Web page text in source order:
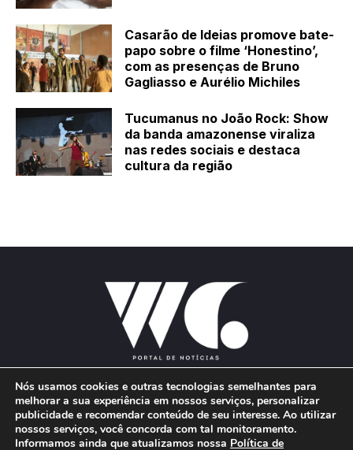
Casarão de Ideias promove bate-
papo sobre o filme ‘Honestino’,
com as presenças de Bruno
Gagliasso e Aurélio Michiles
Tucumanus no João Rock: Show
da banda amazonense viraliza
nas redes sociais e destaca
cultura da região
E-mail: wgproducoes2018@gmail.com
Nós usamos cookies e outras tecnologias semelhantes para
melhorar a sua experiência em nossos serviços, personalizar
publicidade e recomendar conteúdo de seu interesse. Ao utilizar
nossos serviços, você concorda com tal monitoramento.
Informamos ainda que atualizamos nossa Política de